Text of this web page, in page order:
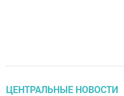
ЦЕНТРАЛЬНЫЕ НОВОСТИ